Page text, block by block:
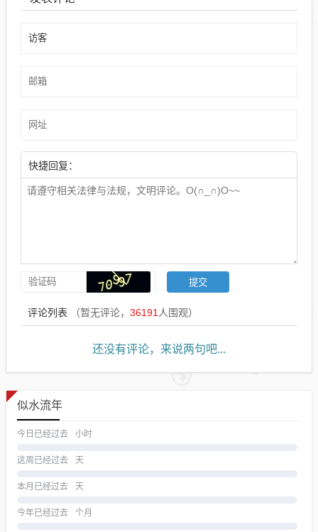
快捷回复：
评论列表 （暂无评论， 36191 人围观）
还没有评论，来说两句吧...
似水流年
今日已经过去 小时
这周已经过去 天
本月已经过去 天
今年已经过去 个月